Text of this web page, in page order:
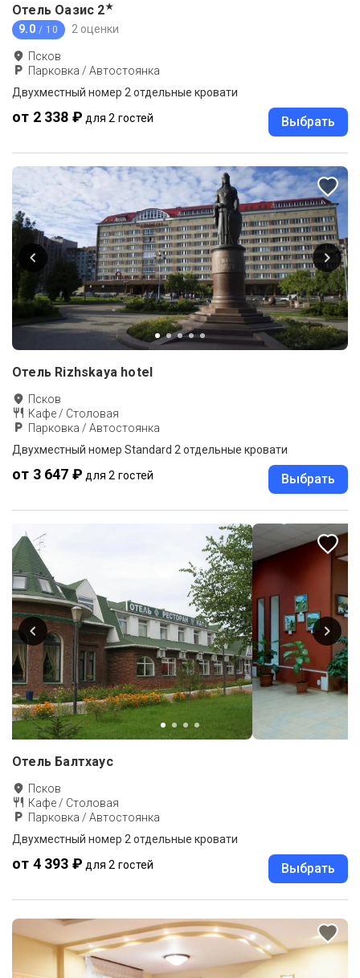
Отель Оазис 2★
9.0 / 10 2 оценки
Псков
Парковка / Автостоянка
Двухместный номер 2 отдельные кровати
от 2 338 ₽ для 2 гостей Выбрать
Отель Rizhskaya hotel
Псков
Кафе / Столовая
Парковка / Автостоянка
Двухместный номер Standard 2 отдельные кровати
от 3 647 ₽ для 2 гостей Выбрать
Отель Балтхаус
Псков
Кафе / Столовая
Парковка / Автостоянка
Двухместный номер 2 отдельные кровати
от 4 393 ₽ для 2 гостей Выбрать